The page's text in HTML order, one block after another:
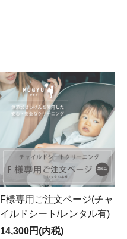
F様専用ご注文ページ(チャ
イルドシート/レンタル有)
14,300円(内税)